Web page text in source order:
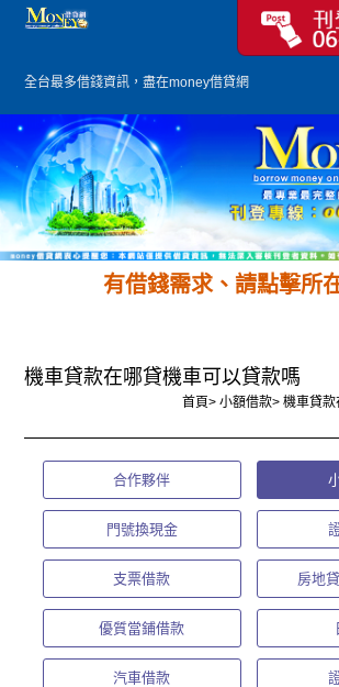
全台最多借錢資訊，盡在money借貸網
有借錢需求、請點擊所
機車貸款在哪貸機車可以貸款嗎
首頁> 小額借款> 機車貸款
合作夥伴
門號換現金
支票借款 房地
優質當鋪借款
汽車借款